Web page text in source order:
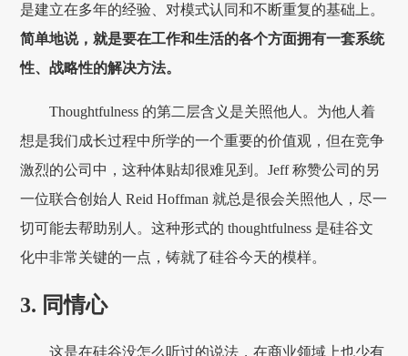
是建立在多年的经验、对模式认同和不断重复的基础上。
简单地说，就是要在工作和生活的各个方面拥有一套系统
性、战略性的解决方法。
Thoughtfulness 的第二层含义是关照他人。为他人着
想是我们成长过程中所学的一个重要的价值观，但在竞争
激烈的公司中，这种体贴却很难见到。Jeff 称赞公司的另
一位联合创始人 Reid Hoffman 就总是很会关照他人，尽一
切可能去帮助别人。这种形式的 thoughtfulness 是硅谷文
化中非常关键的一点，铸就了硅谷今天的模样。
3. 同情心
这是在硅谷没怎么听过的说法，在商业领域上也少有